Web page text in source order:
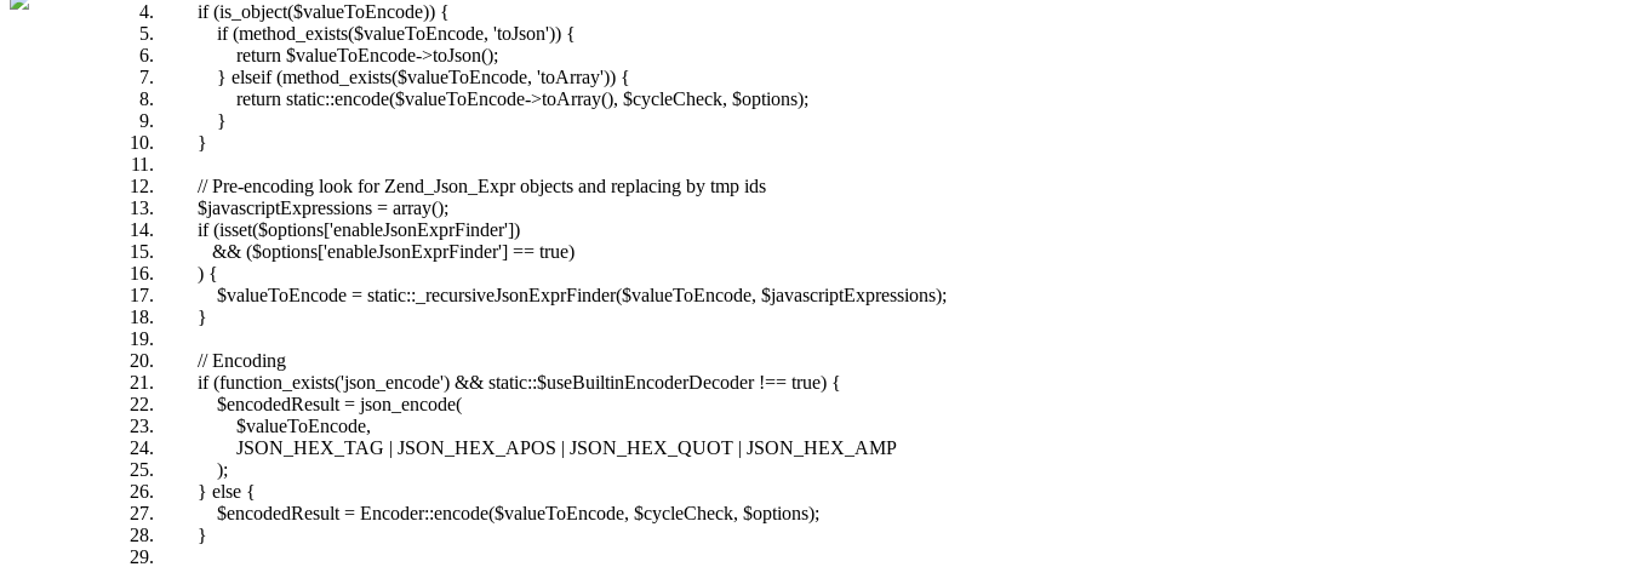
if (is_object($valueToEncode)) {
if (method_exists($valueToEncode, 'toJson')) {
return $valueToEncode->toJson();
} elseif (method_exists($valueToEncode, 'toArray')) {
return static::encode($valueToEncode->toArray(), $cycleCheck, $options);
}
}
// Pre-encoding look for Zend_Json_Expr objects and replacing by tmp ids
$javascriptExpressions = array();
if (isset($options['enableJsonExprFinder'])
&& ($options['enableJsonExprFinder'] == true)
) {
$valueToEncode = static::_recursiveJsonExprFinder($valueToEncode, $javascriptExpressions);
}
// Encoding
if (function_exists('json_encode') && static::$useBuiltinEncoderDecoder !== true) {
$encodedResult = json_encode(
$valueToEncode,
JSON_HEX_TAG | JSON_HEX_APOS | JSON_HEX_QUOT | JSON_HEX_AMP
);
} else {
$encodedResult = Encoder::encode($valueToEncode, $cycleCheck, $options);
}